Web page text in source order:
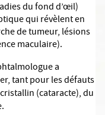
du fond d’œil)
qui révèlent en
de tumeur, lésions
maculaire).
a
tant pour les défauts
(cataracte), du